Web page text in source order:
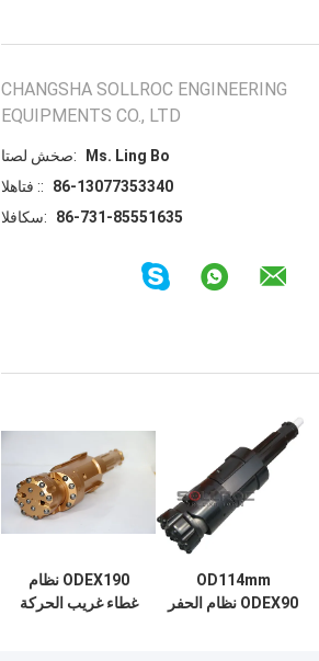
CHANGSHA SOLLROC ENGINEERING
EQUIPMENTS CO., LTD
اتصل شخص:
Ms. Ling Bo
الهاتف ::
86-13077353340
الفاكس:
86-731-85551635
OD114mm
ODEX90 نظام الحفر
ODEX190 نظام
غطاء غريب الحركة